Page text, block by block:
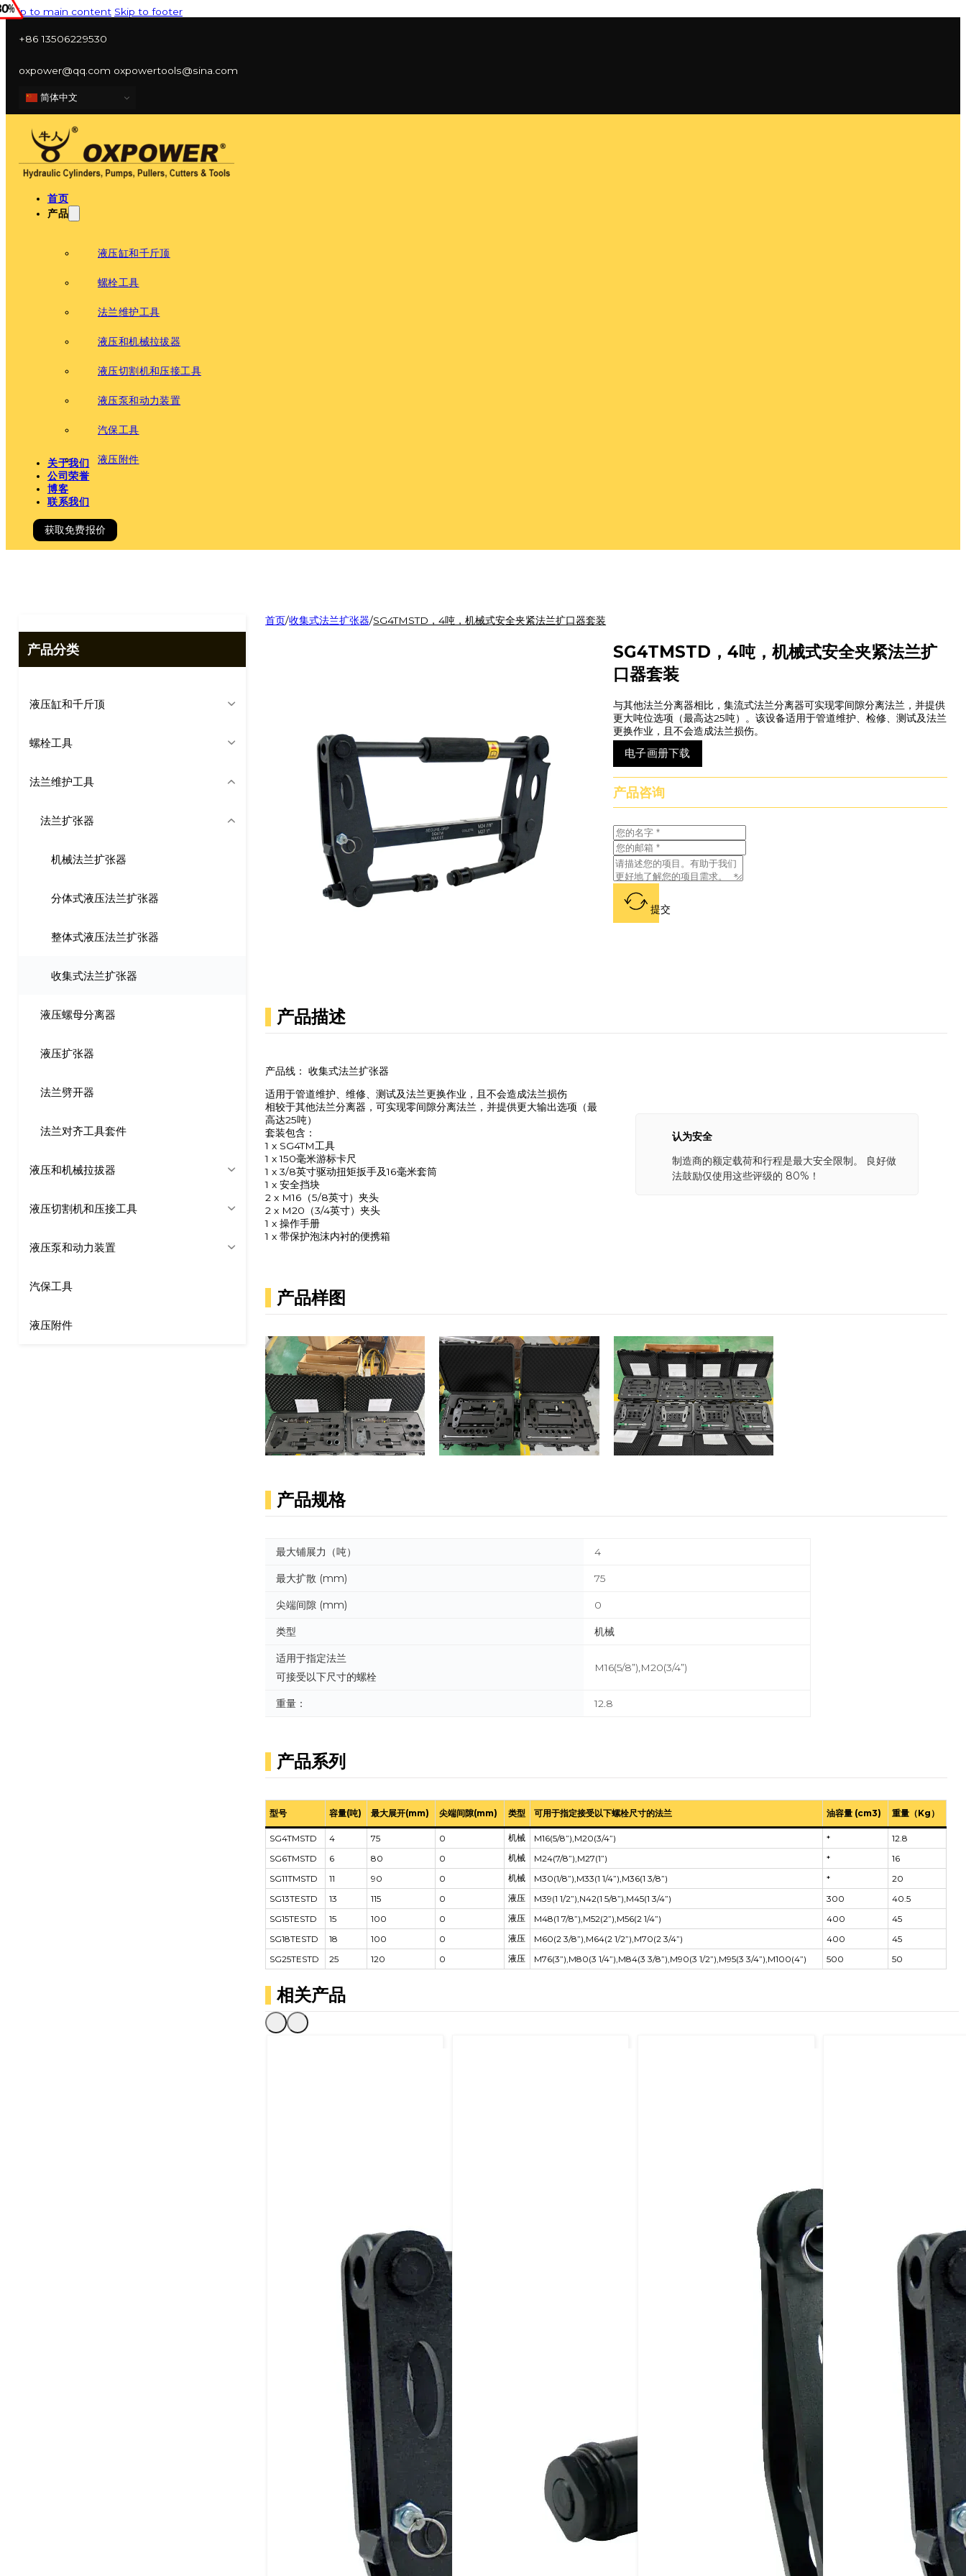
Skip to main content Skip to footer
+86 13506229530
oxpower@qq.com oxpowertools@sina.com
简体中文
首页
产品
液压缸和千斤顶
螺栓工具
法兰维护工具
液压和机械拉拔器
液压切割机和压接工具
液压泵和动力装置
汽保工具
液压附件
关于我们
公司荣誉
博客
联系我们
获取免费报价
产品分类
液压缸和千斤顶
螺栓工具
法兰维护工具
法兰扩张器
机械法兰扩张器
分体式液压法兰扩张器
整体式液压法兰扩张器
收集式法兰扩张器
液压螺母分离器
液压扩张器
法兰劈开器
法兰对齐工具套件
液压和机械拉拔器
液压切割机和压接工具
液压泵和动力装置
汽保工具
液压附件
首页/收集式法兰扩张器/SG4TMSTD，4吨，机械式安全夹紧法兰扩口器套装
SG4TMSTD，4吨，机械式安全夹紧法兰扩
口器套装
与其他法兰分离器相比，集流式法兰分离器可实现零间隙分离法兰，并提供
更大吨位选项（最高达25吨）。该设备适用于管道维护、检修、测试及法兰
更换作业，且不会造成法兰损伤。
电子画册下载
产品咨询
提交
产品描述
产品线： 收集式法兰扩张器
适用于管道维护、维修、测试及法兰更换作业，且不会造成法兰损伤
相较于其他法兰分离器，可实现零间隙分离法兰，并提供更大输出选项（最
高达25吨）
套装包含：
1 x SG4TM工具
1 x 150毫米游标卡尺
1 x 3/8英寸驱动扭矩扳手及16毫米套筒
1 x 安全挡块
2 x M16（5/8英寸）夹头
2 x M20（3/4英寸）夹头
1 x 操作手册
1 x 带保护泡沫内衬的便携箱
认为安全
制造商的额定载荷和行程是最大安全限制。 良好做
法鼓励仅使用这些评级的 80%！
产品样图
产品规格
最大铺展力（吨） 4
最大扩散 (mm) 75
尖端间隙 (mm) 0
类型 机械
适用于指定法兰
可接受以下尺寸的螺栓
M16(5/8”),M20(3/4”)
重量： 12.8
产品系列
型号 容量(吨) 最大展开(mm) 尖端间隙(mm) 类型 可用于指定接受以下螺栓尺寸的法兰 油容量 (cm3) 重量（Kg）
SG4TMSTD 4 75 0 机械 M16(5/8”),M20(3/4”) *
12.8
SG6TMSTD
6 80 0 机械 M24(7/8”),M27(1”) *
16
SG11TMSTD
11 90 0 机械 M30(1/8”),M33(1 1/4”),M36(1 3/8”) *
20
SG13TESTD
13 115 0 液压 M39(1 1/2”),N42(1 5/8”),M45(1 3/4”) 300
40.5
SG15TESTD
15 100 0 液压 M48(1 7/8”),M52(2”),M56(2 1/4”) 400
45
SG18TESTD
18 100 0 液压 M60(2 3/8”),M64(2 1/2”),M70(2 3/4”) 400
45
SG25TESTD
25 120 0 液压 M76(3”),M80(3 1/4”),M84(3 3/8”),M90(3 1/2”),M95(3 3/4”),M100(4”) 500 50
相关产品